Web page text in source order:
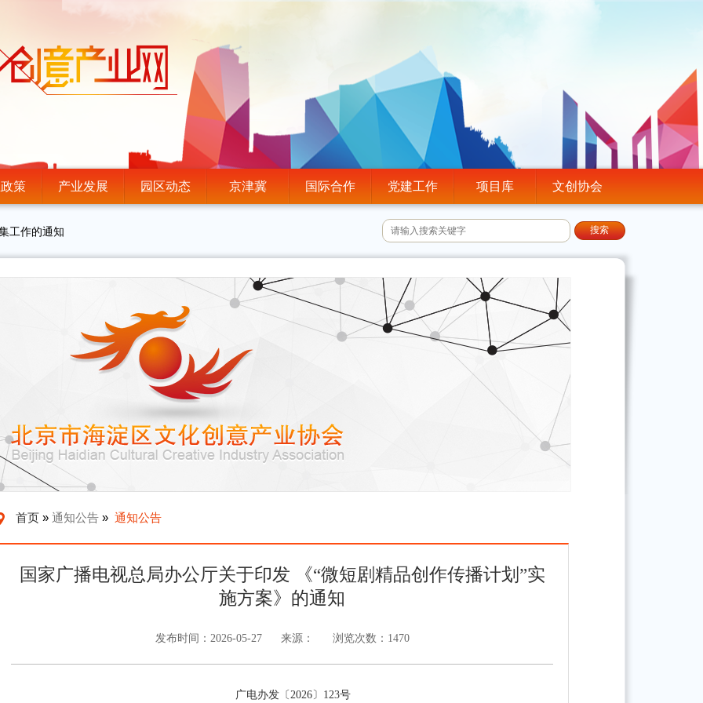
策 产业发展 园区动态 京津冀 国际合作 党建工作 项目库 文创协会
工作的通知
解锁年度顶配首发资源——
”人才专项遴选工作的通知
搜索
首页» 通知公告» 通知公告
国家广播电视总局办公厅关于印发 《“微短剧精品创作传播计划”实
施方案》的通知
发布时间：2026-05-27 来源： 浏览次数： 1470
广电办发〔2026〕123号